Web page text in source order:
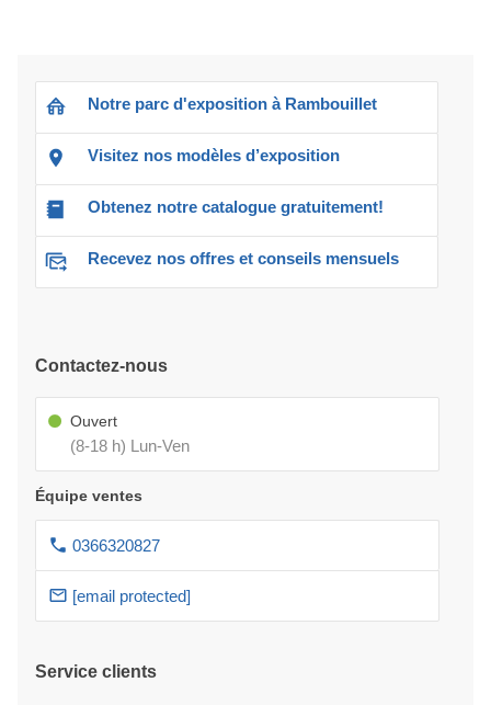
Notre parc d'exposition à Rambouillet
Visitez nos modèles d’exposition
Obtenez notre catalogue gratuitement!
Recevez nos offres et conseils mensuels
Contactez-nous
Ouvert
(8-18 h) Lun-Ven
Équipe ventes
0366320827
[email protected]
Service clients